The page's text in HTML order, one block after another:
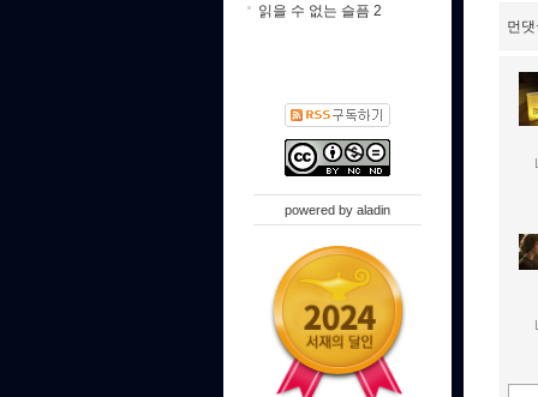
먼
읽을 수 없는 슬픔 2
powered by aladin